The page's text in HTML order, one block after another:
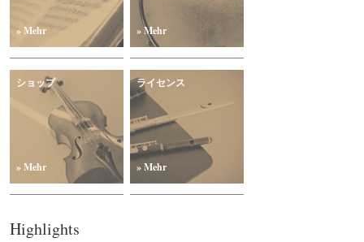
» Mehr » Mehr
ショップ
» Mehr
ライセンス
» Mehr
Highlights